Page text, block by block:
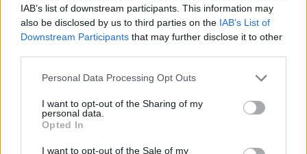
IAB’s list of downstream participants. This information may
also be disclosed by us to third parties on the IAB’s List of
Downstream Participants that may further disclose it to other
Personal Data Processing Opt Outs
I want to opt-out of the Sharing of my
personal data.
Opted In
I want to opt-out of the Sale of my
Hét fiatal tehetség, akik mind azt vallják: jókor jó
emberekkel találkoztak, ennek köszönhetik sikereiket.
A Campus Plusz 2017 cikke. Van közöttük olyan, aki
őssejtlaboratóriumba, hogy saját kutatásokat
Mindenesetre az elmúlt évek kutatási eredményei biztatók. 2014-ben
egy kutatócsoport a Stanford és egy dán egyetem 160 hallgatóján
hagyományos eszközökkel, másik fele a Labster nevű virtuális